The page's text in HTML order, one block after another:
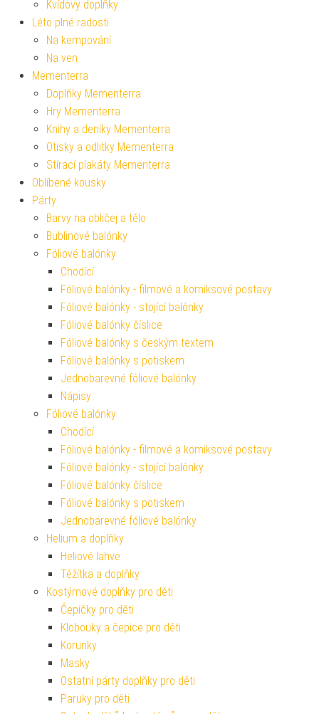
Kvídovy doplňky
Léto plné radosti
Na kempování
Na ven
Mementerra
Doplňky Mementerra
Hry Mementerra
Knihy a deníky Mementerra
Otisky a odlitky Mementerra
Stírací plakáty Mementerra
Oblíbené kousky
Párty
Barvy na obličej a tělo
Bublinové balónky
Fóliové balónky
Chodící
Fóliové balónky - filmové a komiksové postavy
Fóliové balónky - stojící balónky
Fóliové balónky číslice
Fóliové balónky s českým textem
Fóliové balónky s potiskem
Jednobarevné fóliové balónky
Nápisy
Fóliové balónky
Chodící
Fóliové balónky - filmové a komiksové postavy
Fóliové balónky - stojící balónky
Fóliové balónky číslice
Fóliové balónky s potiskem
Jednobarevné fóliové balónky
Helium a doplňky
Heliové lahve
Těžítka a doplňky
Kostýmové doplňky pro děti
Čepičky pro děti
Klobouky a čepice pro děti
Korunky
Masky
Ostatní párty doplňky pro děti
Paruky pro děti